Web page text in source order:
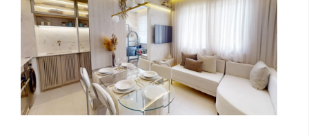
BYWAY 22A - EVEN